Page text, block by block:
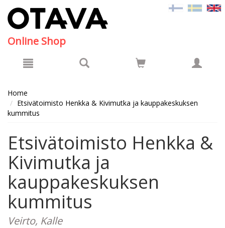
Online Shop
Home
Etsivätoimisto Henkka & Kivimutka ja kauppakeskuksen
kummitus
Etsivätoimisto Henkka &
Kivimutka ja
kauppakeskuksen
kummitus
Veirto, Kalle